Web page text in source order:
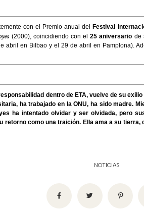
con el Premio anual del Festival
(2000), coincidiendo con el25 aniversario de
abril en Bilbao y el 29 de abril en Pamplona).
dentro de ETA, vuelve de su
ha trabajado en la ONU, ha sido madre.
ha intentado olvidar y ser olvidada, pero
como una traición. Ella ama a su
NOTICIAS